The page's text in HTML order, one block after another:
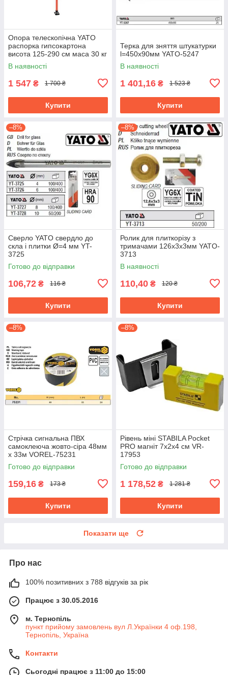
Опора телескопічна YATO
распорка гипсокартона
висота 125-290 см маса 30 кг
YT-64552
В наявності
1 547 ₴ 1 700 ₴
Купити
Терка для зняття штукатурки
l=450х90мм YATO-5247
В наявності
1 401,16 ₴ 1 523 ₴
Купити
–8%
Сверло YATO свердло до
скла і плитки Ø=4 мм YT-
3725
Готово до відправки
106,72 ₴ 116 ₴
Купити
–8%
Ролик для плиткорізу з
тримачами 126х3х3мм YATO-
3713
В наявності
110,40 ₴ 120 ₴
Купити
–8%
Стрічка сигнальна ПВХ
самоклеюча жовто-сіра 48мм
x 33м VOREL-75231
Готово до відправки
159,16 ₴ 173 ₴
Купити
–8%
Рівень міні STABILA Pocket
PRO магніт 7х2х4 см VR-
17953
Готово до відправки
1 178,52 ₴ 1 281 ₴
Купити
Показати ще
Про нас
100% позитивних з 788 відгуків за рік
Працює з 30.05.2016
м. Тернопіль
пункт прийому замовлень вул Л.Українки 4 оф.198,
Тернопіль, Україна
Контакти
Сьогодні працює з 11:00 до 15:00